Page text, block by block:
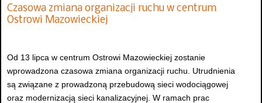
Czasowa zmiana organizacji ruchu w centrum
Ostrowi Mazowieckiej
Od 13 lipca w centrum Ostrowi Mazowieckiej zostanie
wprowadzona czasowa zmiana organizacji ruchu. Utrudnienia
są związane z prowadzoną przebudową sieci wodociągowej
oraz modernizacją sieci kanalizacyjnej. W ramach prac